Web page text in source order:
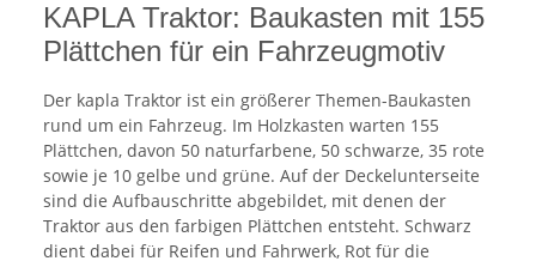
KAPLA Traktor: Baukasten mit 155
Plättchen für ein Fahrzeugmotiv
Der kapla Traktor ist ein größerer Themen-Baukasten
rund um ein Fahrzeug. Im Holzkasten warten 155
Plättchen, davon 50 naturfarbene, 50 schwarze, 35 rote
sowie je 10 gelbe und grüne. Auf der Deckelunterseite
sind die Aufbauschritte abgebildet, mit denen der
Traktor aus den farbigen Plättchen entsteht. Schwarz
dient dabei für Reifen und Fahrwerk, Rot für die